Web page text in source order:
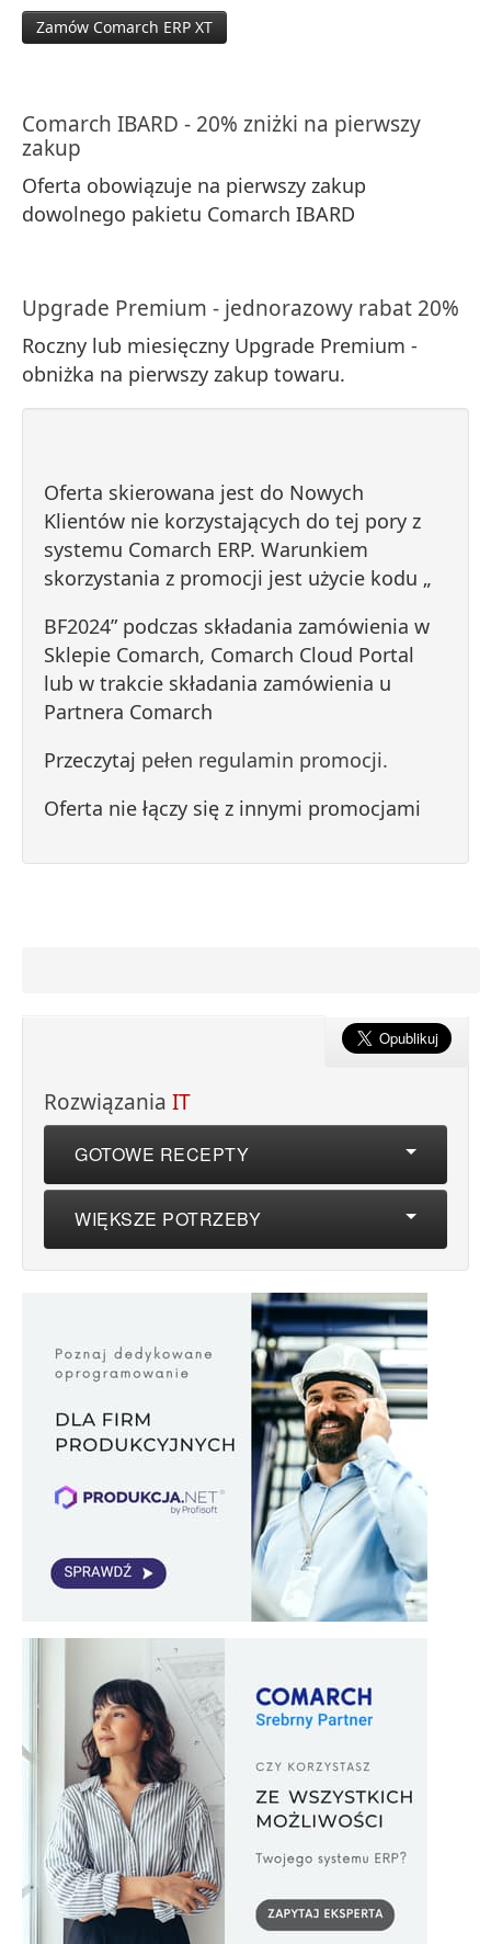
Zamów Comarch ERP XT
Comarch IBARD - 20% zniżki na pierwszy
zakup
Oferta obowiązuje na pierwszy zakup
dowolnego pakietu Comarch IBARD
Upgrade Premium - jednorazowy rabat 20%
Roczny lub miesięczny Upgrade Premium -
obniżka na pierwszy zakup towaru.
Oferta skierowana jest do Nowych
Klientów nie korzystających do tej pory z
systemu Comarch ERP. Warunkiem
skorzystania z promocji jest użycie kodu „
BF2024” podczas składania zamówienia w
Sklepie Comarch, Comarch Cloud Portal
lub w trakcie składania zamówienia u
Partnera Comarch
Przeczytaj pełen regulamin promocji.
Oferta nie łączy się z innymi promocjami
Rozwiązania IT
GOTOWE RECEPTY
WIĘKSZE POTRZEBY